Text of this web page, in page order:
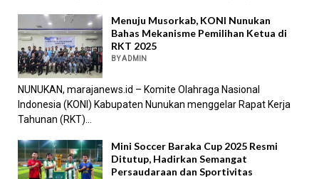
Menuju Musorkab, KONI Nunukan
Bahas Mekanisme Pemilihan Ketua di
RKT 2025
BY ADMIN
NUNUKAN, marajanews.id – Komite Olahraga Nasional
Indonesia (KONI) Kabupaten Nunukan menggelar Rapat Kerja
Tahunan (RKT)...
Mini Soccer Baraka Cup 2025 Resmi
Ditutup, Hadirkan Semangat
Persaudaraan dan Sportivitas